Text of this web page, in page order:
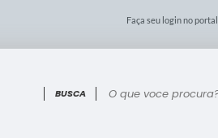
Faça seu login no portal
O que voce procura?